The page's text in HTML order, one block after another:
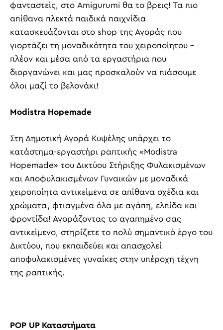
φανταστείς, στο Amigurumi θα το βρεις! Τα πιο
απίθανα πλεκτά παιδικά παιχνίδια
κατασκευάζονται στο shop της Αγοράς που
γιορτάζει τη μοναδικότητα του χειροποίητου –
πλέον και μέσα από τα εργαστήρια που
διοργανώνει και μας προσκαλούν να πιάσουμε
όλοι μαζί το βελονάκι!
Modistra Hopemade
Στη Δημοτική Αγορά Κυψέλης υπάρχει το
κατάστημα-εργαστήρι ραπτικής «Modistra
Hopemade» του Δικτύου Στήριξης Φυλακισμένων
και Αποφυλακισμένων Γυναικών με μοναδικά
χειροποίητα αντικείμενα σε απίθανα σχέδια και
χρώματα, φτιαγμένα όλα με αγάπη, ελπίδα και
φροντίδα! Αγοράζοντας το αγαπημένο σας
αντικείμενο, στηρίζετε το πολύ σημαντικό έργο του
Δικτύου, που εκπαιδεύει και απασχολεί
αποφυλακισμένες γυναίκες στην υπέροχη τέχνη
της ραπτικής.
POP UPΚαταστήματα